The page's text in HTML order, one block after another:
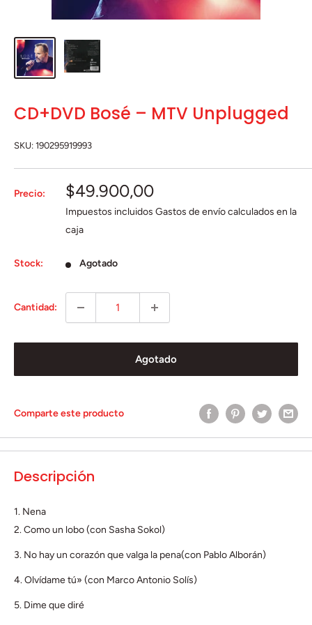
CD+DVD Bosé ‎– MTV Unplugged
SKU: 190295919993
Precio:
Precio
de
venta
$49.900,00
Impuestos incluidos Gastos de envíocalculados en la
caja
Stock: Agotado
Cantidad:
Agotado
Comparte este producto
Descripción
1. Nena
2. Como un lobo (con Sasha Sokol)
3. No hay un corazón que valga la pena(con Pablo Alborán)
4. Olvídame tú» (con Marco Antonio Solís)
5. Dime que diré